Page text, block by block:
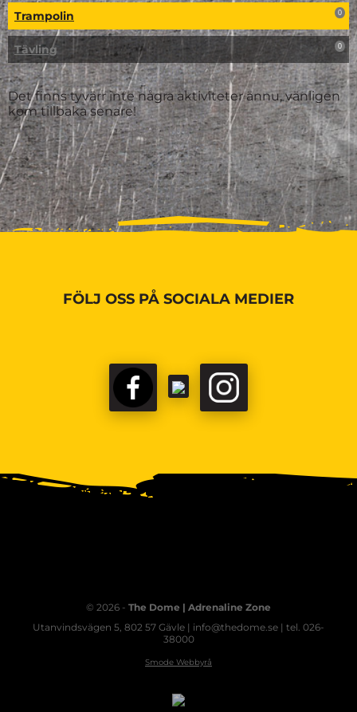
Trampolin 0
Tävling 0
Det finns tyvärr inte några aktiviteter ännu, vänligen
kom tillbaka senare!
FÖLJ OSS PÅ SOCIALA MEDIER
© 2026 - The Dome | Adrenaline Zone
Utanvindsvägen 5, 802 57 Gävle | info@thedome.se | tel. 026-
38000
Smode Webbyrå